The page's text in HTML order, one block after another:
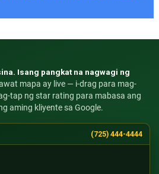
Isang pangkat na nagwagi ng
mapa ay live — i-drag para mag-
tap ng star rating para mabasa ang
aming kliyente sa Google.
(725) 444-4444